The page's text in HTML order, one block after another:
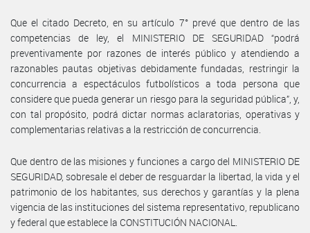
Que el citado Decreto, en su artículo 7° prevé que dentro de las
competencias de ley, el MINISTERIO DE SEGURIDAD “podrá
preventivamente por razones de interés público y atendiendo a
razonables pautas objetivas debidamente fundadas, restringir la
concurrencia a espectáculos futbolísticos a toda persona que
considere que pueda generar un riesgo para la seguridad pública”, y,
con tal propósito, podrá dictar normas aclaratorias, operativas y
complementarias relativas a la restricción de concurrencia.
Que dentro de las misiones y funciones a cargo del MINISTERIO DE
SEGURIDAD, sobresale el deber de resguardar la libertad, la vida y el
patrimonio de los habitantes, sus derechos y garantías y la plena
vigencia de las instituciones del sistema representativo, republicano
y federal que establece la CONSTITUCIÓN NACIONAL.